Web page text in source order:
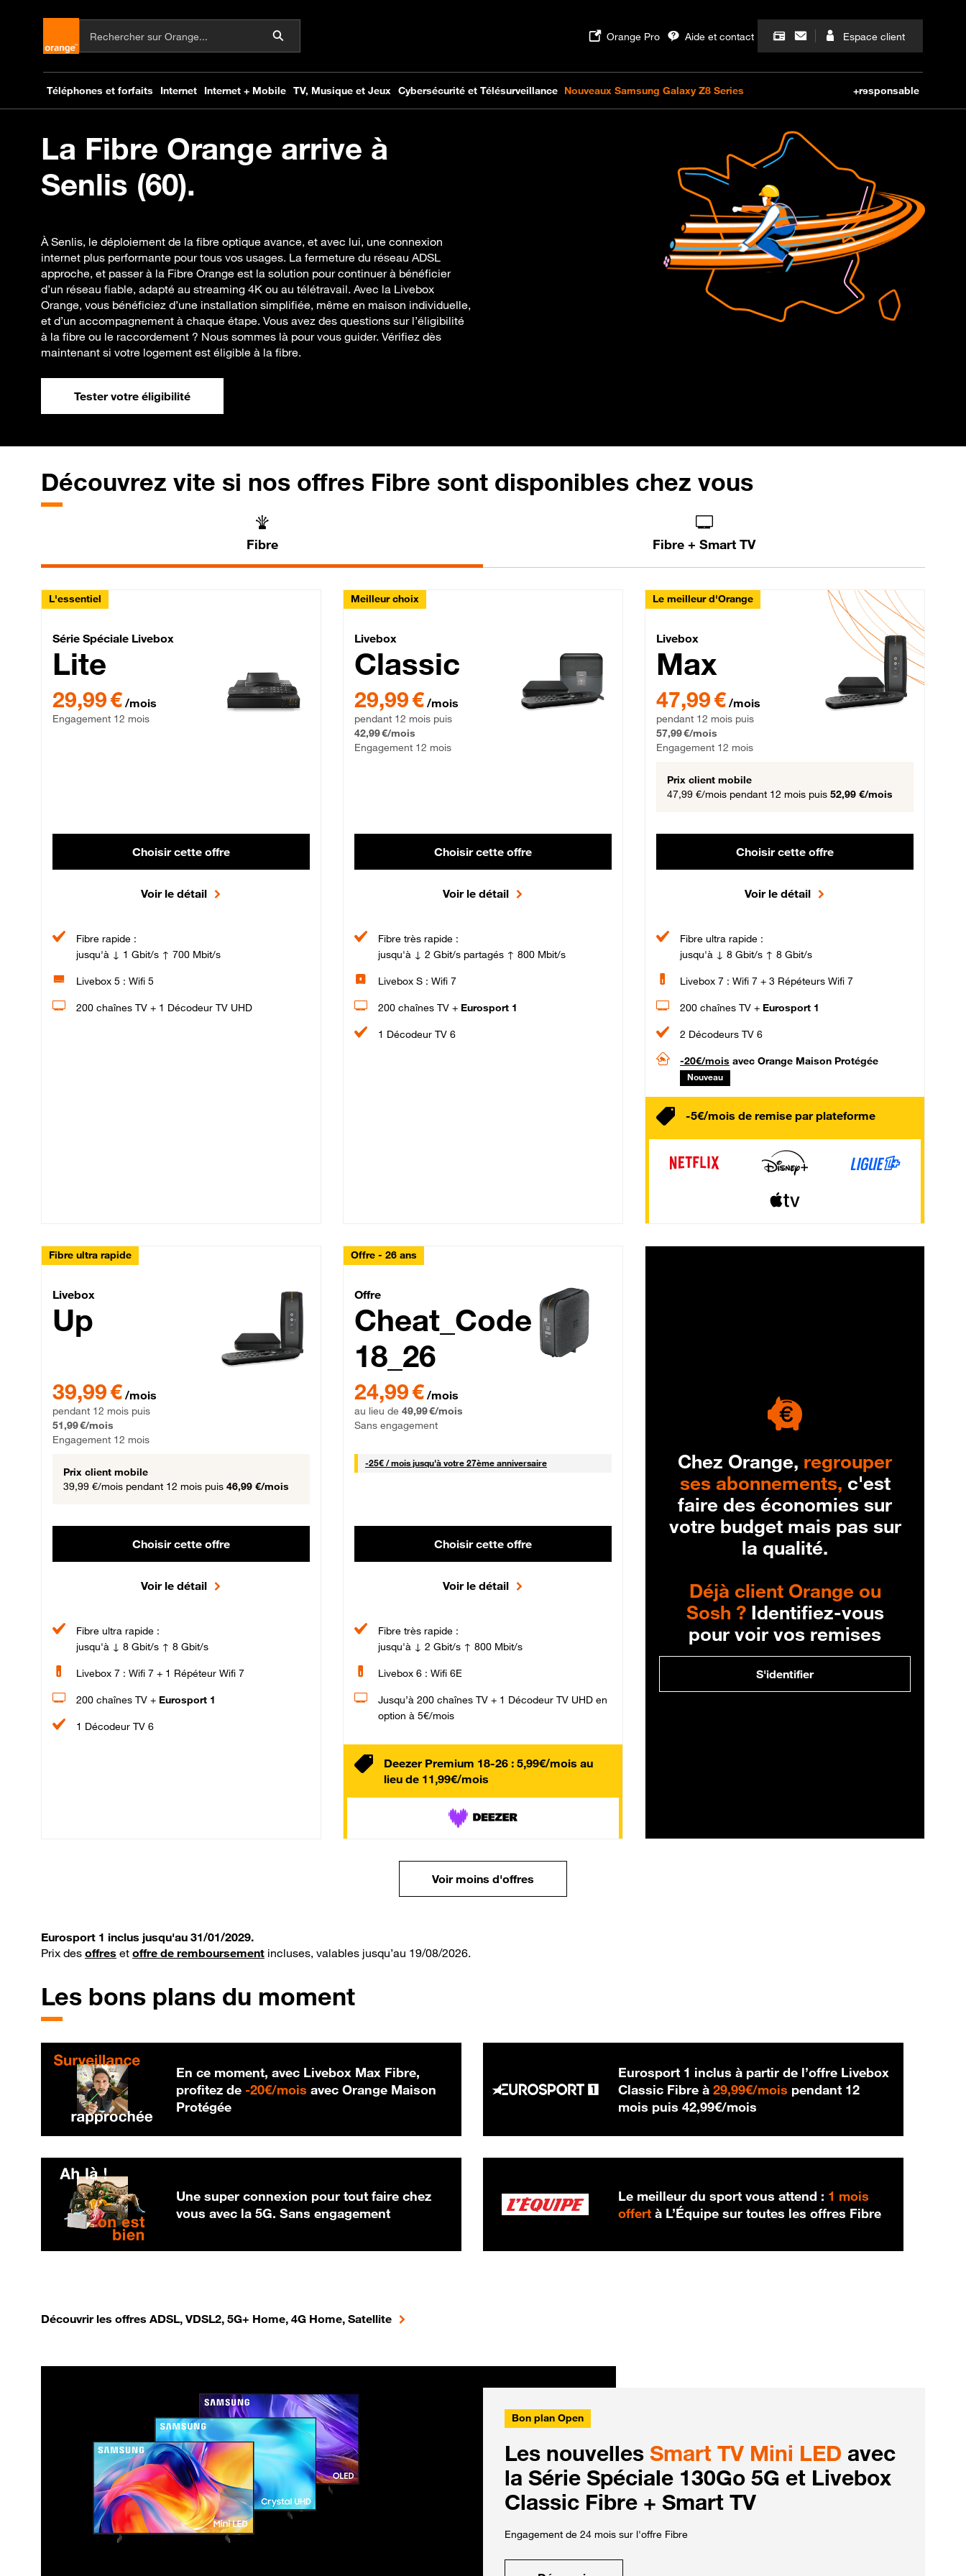
La Fibre Orange arrive à
Senlis (60).
À Senlis, le déploiement de la fibre optique avance, et avec lui, une connexion
internet plus performante pour tous vos usages. La fermeture du réseau ADSL
approche, et passer à la Fibre Orange est la solution pour continuer à bénéficier
d’un réseau fiable, adapté au streaming 4K ou au télétravail. Avec la Livebox
Orange, vous bénéficiez d’une installation simplifiée, même en maison individuelle,
et d’un accompagnement à chaque étape. Vous avez des questions sur l’éligibilité
à la fibre ou le raccordement ? Nous sommes là pour vous guider. Vérifiez dès
maintenant si votre logement est éligible à la fibre.
Tester votre éligibilité
Découvrez vite si nos offres Fibre sont disponibles chez vous
Fibre Fibre + Smart TV
L'essentiel
Série Spéciale Livebox Lite Fibre
Série Spéciale Livebox
Lite
29,99 € par mois , Engagement 12 mois
29,99 € /mois
Engagement 12 mois
Choisir cette offre
Voir le détail
Fibre rapide :
jusqu'à ↓ 1 Gbit/s ↑ 700 Mbit/s
Livebox 5 : Wifi 5
200 chaînes TV + 1 Décodeur TV UHD
Meilleur choix
Livebox Classic Fibre
Livebox
Classic
29,99 € par mois pendant 12 mois puis 42,99 € par mois, Engagement 12 mois
29,99 € /mois
pendant 12 mois puis
42,99 €/mois
Engagement 12 mois
Choisir cette offre
Voir le détail
Fibre très rapide :
jusqu'à ↓ 2 Gbit/s partagés ↑ 800 Mbit/s
Livebox S : Wifi 7
200 chaînes TV + Eurosport 1
1 Décodeur TV 6
Le meilleur d'Orange
Livebox Max Fibre
Livebox
Max
47,99 € par mois pendant 12 mois puis 57,99 € par mois,
47,99 € /mois
pendant 12 mois puis
57,99 €/mois
Engagement 12 mois
Prix client mobile
47,99 €/mois pendant 12 mois puis 52,99 €/mois
Choisir cette offre
Voir le détail
Fibre ultra rapide :
jusqu'à ↓ 8 Gbit/s ↑ 8 Gbit/s
Livebox 7 : Wifi 7 + 3 Répéteurs Wifi 7
200 chaînes TV + Eurosport 1
2 Décodeurs TV 6
-20€/mois avec Orange Maison Protégée
Nouveau
-5€/mois de remise par plateforme
Fibre ultra rapide
Livebox Up Fibre
Livebox
Up
39,99 € /mois
pendant 12 mois puis
51,99 €/mois
Engagement 12 mois
Prix client mobile
39,99 €/mois pendant 12 mois puis 46,99 €/mois
Choisir cette offre
Voir le détail
Fibre ultra rapide :
jusqu'à ↓ 8 Gbit/s ↑ 8 Gbit/s
Livebox 7 : Wifi 7 + 1 Répéteur Wifi 7
200 chaînes TV + Eurosport 1
1 Décodeur TV 6
Offre - 26 ans
Cheat_Code Fibre_18_26
Offre
Cheat_Code
18_26
24,99 € /mois
au lieu de 49,99 €/mois
Sans engagement
-25€ / mois25 € par mois
jusqu'à votre 27ème anniversaire
Choisir cette offre
Voir le détail
Fibre très rapide :
jusqu'à ↓ 2 Gbit/s ↑ 800 Mbit/s
Livebox 6 : Wifi 6E
Jusqu’à 200 chaînes TV + 1 Décodeur TV UHD en
option à 5€/mois
Deezer Premium 18-26 : 5,99€/mois au
lieu de 11,99€/mois
Chez Orange, regrouper
ses abonnements, c'est
faire des économies sur
votre budget mais pas sur
la qualité.
Déjà client Orange ou
Sosh ?Identifiez-vous
pour voir vos remises
S'identifier
Voir moins d'offres
Eurosport 1 inclus jusqu'au 31/01/2029.
Prix des offres et offre de remboursement incluses, valables jusqu’au 19/08/2026.
Les bons plans du moment
En ce moment, avec Livebox Max Fibre,
profitez de -20€/mois 20 € par mois
avec Orange Maison
Protégée
Eurosport 1 inclus à partir de l’offre Livebox
Classic Fibre à29,99€/mois 29,99 € par mois
pendant 12
mois puis42,99€/mois
Une super connexion pour tout faire chez
vous avec la 5G. Sans engagement
Le meilleur du sport vous attend : 1 mois
offert à L’Équipe sur toutes les offres Fibre
Découvrir les offres ADSL, VDSL2, 5G+ Home, 4G Home, Satellite
Bon plan Open
Les nouvelles Smart TV Mini LED avec
la Série Spéciale 130Go 5G et Livebox
Classic Fibre + Smart TV
Engagement de 24 mois sur l'offre Fibre